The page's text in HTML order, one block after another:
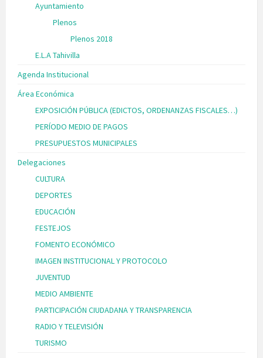
Ayuntamiento
Plenos
Plenos 2018
E.L.A Tahivilla
Agenda Institucional
Área Económica
EXPOSICIÓN PÚBLICA (EDICTOS, ORDENANZAS FISCALES…)
PERÍODO MEDIO DE PAGOS
PRESUPUESTOS MUNICIPALES
Delegaciones
CULTURA
DEPORTES
EDUCACIÓN
FESTEJOS
FOMENTO ECONÓMICO
IMAGEN INSTITUCIONAL Y PROTOCOLO
JUVENTUD
MEDIO AMBIENTE
PARTICIPACIÓN CIUDADANA Y TRANSPARENCIA
RADIO Y TELEVISIÓN
TURISMO